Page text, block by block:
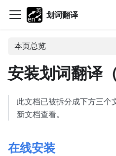
划词翻译
本页总览
安装划词翻译
此文档已被拆分成下方三个
新文档查看。
在线安装